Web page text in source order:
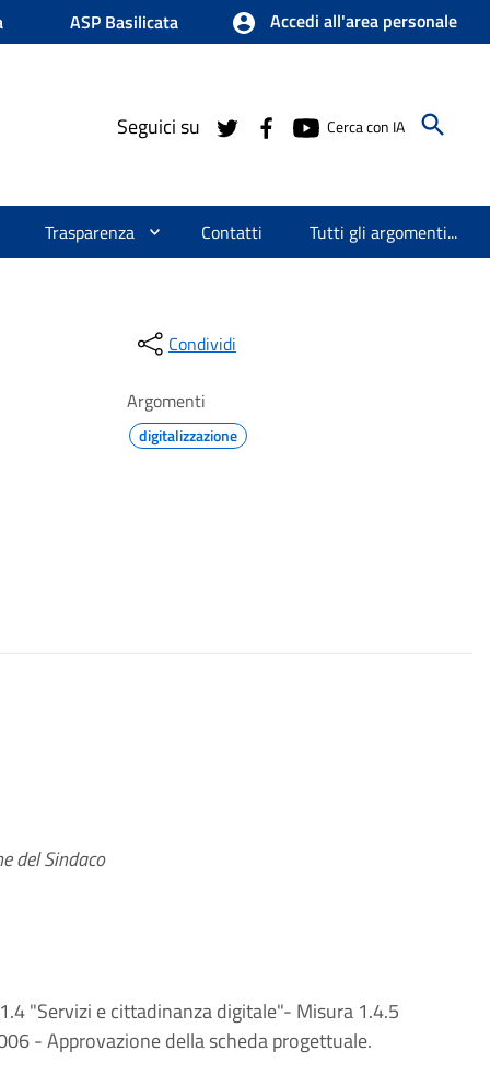
ASP Basilicata Accedi all'area personale
Seguici su Cerca con IA
Trasparenza Contatti Tutti gli argomenti...
Condividi
Argomenti
digitalizzazione
del Sindaco
"Servizi e cittadinanza digitale"- Misura 1.4.5
- Approvazione della scheda progettuale.